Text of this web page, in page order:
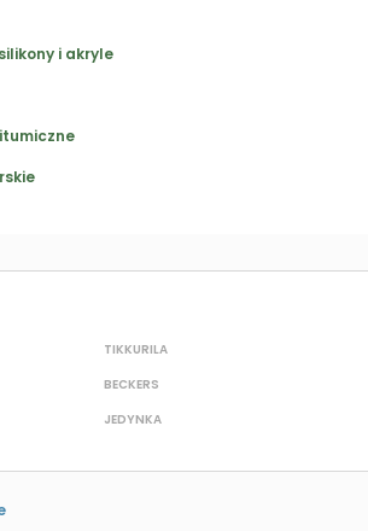
i akryle
TIKKURILA
BECKERS
JEDYNKA